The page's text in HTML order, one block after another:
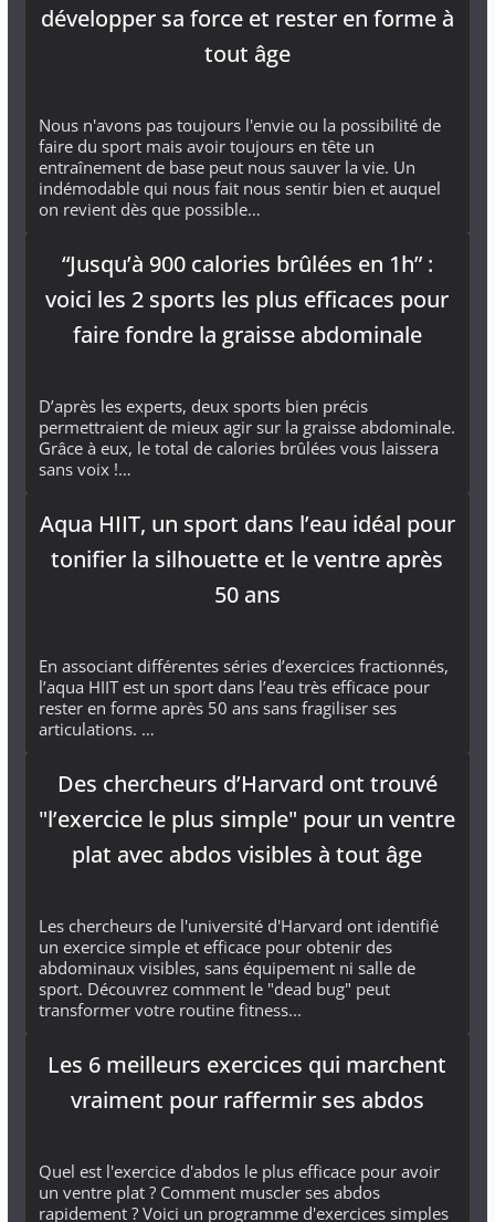
développer sa force et rester en forme à
tout âge
Nous n'avons pas toujours l'envie ou la possibilité de
faire du sport mais avoir toujours en tête un
entraînement de base peut nous sauver la vie. Un
indémodable qui nous fait nous sentir bien et auquel
on revient dès que possible…
“Jusqu’à 900 calories brûlées en 1h” :
voici les 2 sports les plus efficaces pour
faire fondre la graisse abdominale
D’après les experts, deux sports bien précis
permettraient de mieux agir sur la graisse abdominale.
Grâce à eux, le total de calories brûlées vous laissera
sans voix !…
Aqua HIIT, un sport dans l’eau idéal pour
tonifier la silhouette et le ventre après
50 ans
En associant différentes séries d’exercices fractionnés,
l’aqua HIIT est un sport dans l’eau très efficace pour
rester en forme après 50 ans sans fragiliser ses
articulations. …
Des chercheurs d’Harvard ont trouvé
"l’exercice le plus simple" pour un ventre
plat avec abdos visibles à tout âge
Les chercheurs de l'université d'Harvard ont identifié
un exercice simple et efficace pour obtenir des
abdominaux visibles, sans équipement ni salle de
sport. Découvrez comment le "dead bug" peut
transformer votre routine fitness...
Les 6 meilleurs exercices qui marchent
vraiment pour raffermir ses abdos
Quel est l'exercice d'abdos le plus efficace pour avoir
un ventre plat ? Comment muscler ses abdos
rapidement ? Voici un programme d'exercices simples